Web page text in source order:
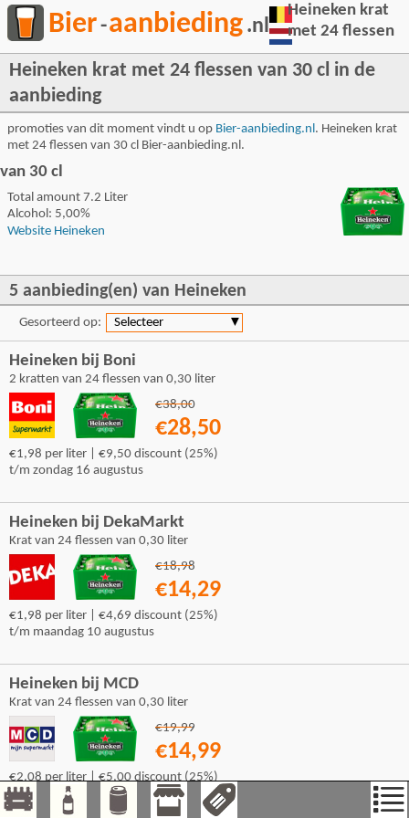
Bier-aanbieding .nl
Heineken krat met 24 flessen van 30 cl in de
aanbieding
promoties van dit moment vindt u op Bier-aanbieding.nl. Heineken krat
met 24 flessen van 30 cl Bier-aanbieding.nl.
Heineken krat
met 24 flessen
van 30 cl
Total amount 7.2 Liter
Alcohol: 5,00%
Website Heineken
5 aanbieding(en) van Heineken
Gesorteerd op: Selecteer ▼
Heineken bij Boni
2 kratten van 24 flessen van 0,30 liter
€38,00
€28,50
€1,98 per liter | €9,50 discount (25%)
t/m zondag 16 augustus
Heineken bij DekaMarkt
Krat van 24 flessen van 0,30 liter
€18,98
€14,29
€1,98 per liter | €4,69 discount (25%)
t/m maandag 10 augustus
Heineken bij MCD
Krat van 24 flessen van 0,30 liter
€19,99
€14,99
€2,08 per liter | €5,00 discount (25%)
t/m zondag 9 augustus